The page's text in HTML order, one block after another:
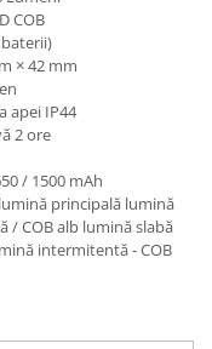
COB
× 42 mm
apei IP44
2 ore
/ 1500 mAh
principală lumină
COB alb lumină slabă
intermitentă - COB